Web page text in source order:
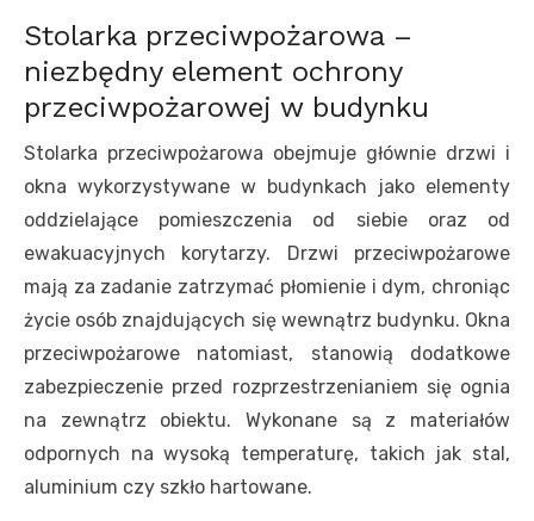
Stolarka przeciwpożarowa –
niezbędny element ochrony
przeciwpożarowej w budynku
Stolarka przeciwpożarowa obejmuje głównie drzwi i
okna wykorzystywane w budynkach jako elementy
oddzielające pomieszczenia od siebie oraz od
ewakuacyjnych korytarzy. Drzwi przeciwpożarowe
mają za zadanie zatrzymać płomienie i dym, chroniąc
życie osób znajdujących się wewnątrz budynku. Okna
przeciwpożarowe natomiast, stanowią dodatkowe
zabezpieczenie przed rozprzestrzenianiem się ognia
na zewnątrz obiektu. Wykonane są z materiałów
odpornych na wysoką temperaturę, takich jak stal,
aluminium czy szkło hartowane.